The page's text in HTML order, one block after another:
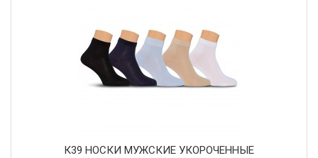
К39 НОСКИ МУЖСКИЕ УКОРОЧЕННЫЕ